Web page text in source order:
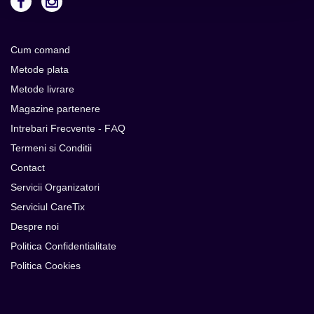
Cum comand
Metode plata
Metode livrare
Magazine partenere
Intrebari Frecvente - FAQ
Termeni si Conditii
Contact
Servicii Organizatori
Serviciul CareTix
Despre noi
Politica Confidentialitate
Politica Cookies